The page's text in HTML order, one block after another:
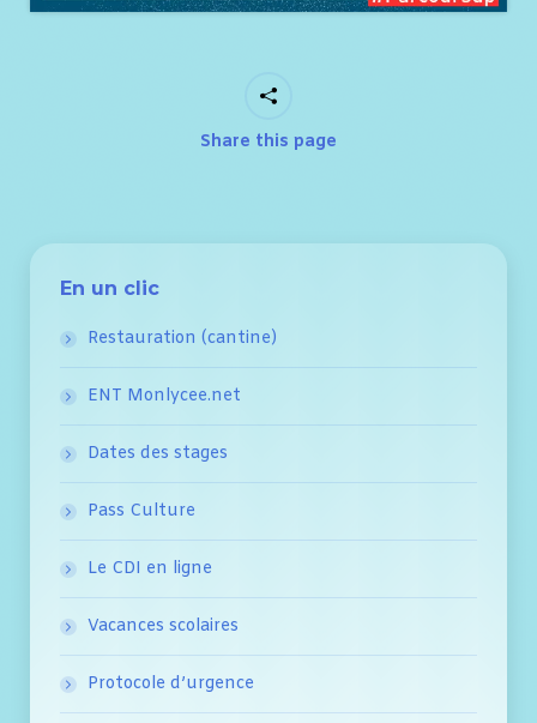
Share this page
En un clic
Restauration (cantine)
ENT Monlycee.net
Dates des stages
Pass Culture
Le CDI en ligne
Vacances scolaires
Protocole d’urgence